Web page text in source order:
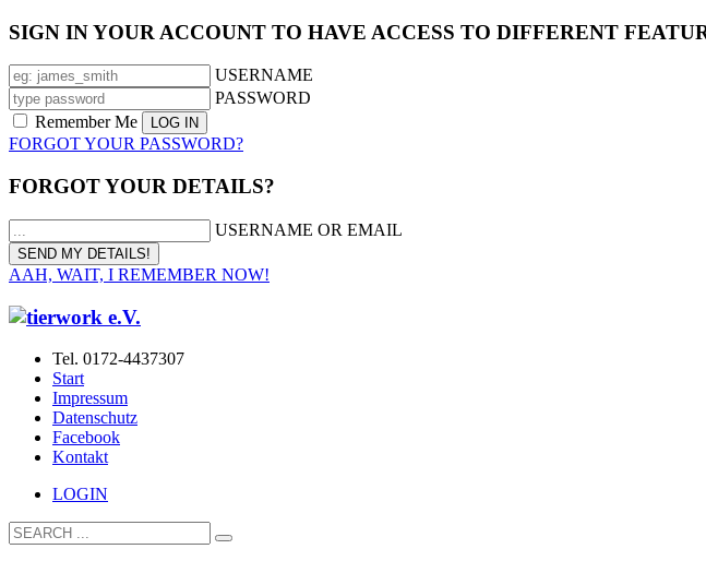
SIGN IN YOUR ACCOUNT TO HAVE ACCESS TO DIFFERENT
USERNAME
PASSWORD
Remember Me
FORGOT YOUR PASSWORD?
FORGOT YOUR DETAILS?
USERNAME OR EMAIL
AAH, WAIT, I REMEMBER NOW!
Tel. 0172-4437307
Start
Impressum
Datenschutz
Facebook
Kontakt
LOGIN